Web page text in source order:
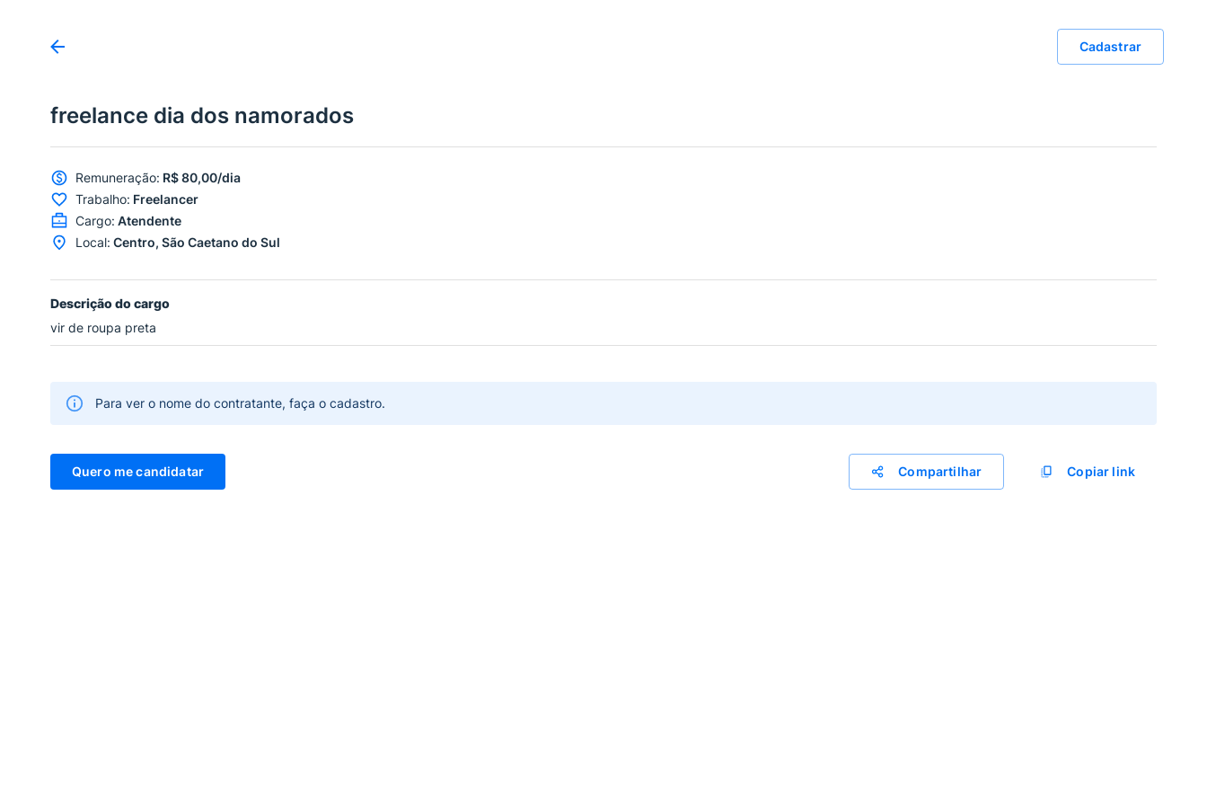
Cadastrar
freelance dia dos namorados
Remuneração: R$ 80,00/dia
Trabalho: Freelancer
Cargo: Atendente
Local: Centro, São Caetano do Sul
Descrição do cargo
vir de roupa preta
Para ver o nome do contratante, faça o cadastro.
Quero me candidatar Compartilhar Copiar link